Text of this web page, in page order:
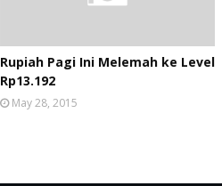
Rupiah Pagi Ini Melemah ke Level
Rp13.192
May 28, 2015